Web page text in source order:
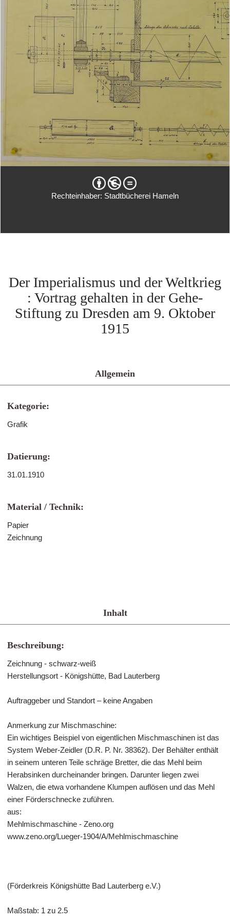
Rechteinhaber: Stadtbücherei Hameln
Der Imperialismus und der Weltkrieg
: Vortrag gehalten in der Gehe-
Stiftung zu Dresden am 9. Oktober
1915
Allgemein
Kategorie:
Grafik
Datierung:
31.01.1910
Material / Technik:
Papier
Zeichnung
Inhalt
Beschreibung:
Zeichnung - schwarz-weiß
Herstellungsort - Königshütte, Bad Lauterberg
Auftraggeber und Standort – keine Angaben
Anmerkung zur Mischmaschine:
Ein wichtiges Beispiel von eigentlichen Mischmaschinen ist das
System Weber-Zeidler (D.R. P. Nr. 38362). Der Behälter enthält
in seinem unteren Teile schräge Bretter, die das Mehl beim
Herabsinken durcheinander bringen. Darunter liegen zwei
Walzen, die etwa vorhandene Klumpen auflösen und das Mehl
einer Förderschnecke zuführen.
aus:
Mehlmischmaschine - Zeno.org
www.zeno.org/Lueger-1904/A/Mehlmischmaschine
(Förderkreis Königshütte Bad Lauterberg e.V.)
Maßstab: 1 zu 2.5